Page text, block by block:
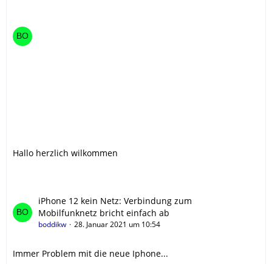
Hallo herzlich wilkommen
iPhone 12 kein Netz: Verbindung zum
Mobilfunknetz bricht einfach ab
boddikw 28. Januar 2021 um 10:54
Immer Problem mit die neue Iphone...